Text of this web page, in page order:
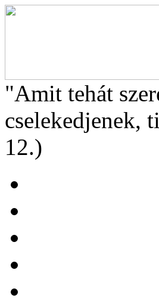
"Amit tehát
cselekedjenek,
12.)